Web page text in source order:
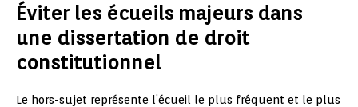
Éviter les écueils majeurs dans
une dissertation de droit
constitutionnel
Le hors-sujet représente l’écueil le plus fréquent et le plus